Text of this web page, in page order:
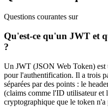
Questions courantes sur
Qu'est-ce qu'un JWT et
?
Un JWT (JSON Web Token)
pour l'authentification. Il a trois
séparées par des points : le
(claims comme l'ID utilisateur et
cryptographique que le token n'a